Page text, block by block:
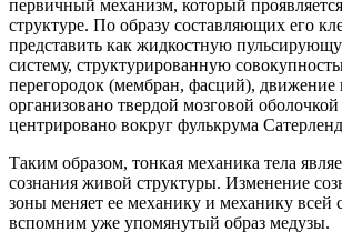
первичный механизм, который
структуре. По образу составляющих его
представить как жидкостную
систему, структурированную
перегородок (мембран, фасций), движение
организовано твердой мозговой
центрировано вокруг фулькрума
Таким образом, тонкая механика тела
сознания живой структуры. Изменение
зоны меняет ее механику и механику всей
вспомним уже упомянутый образ медузы.